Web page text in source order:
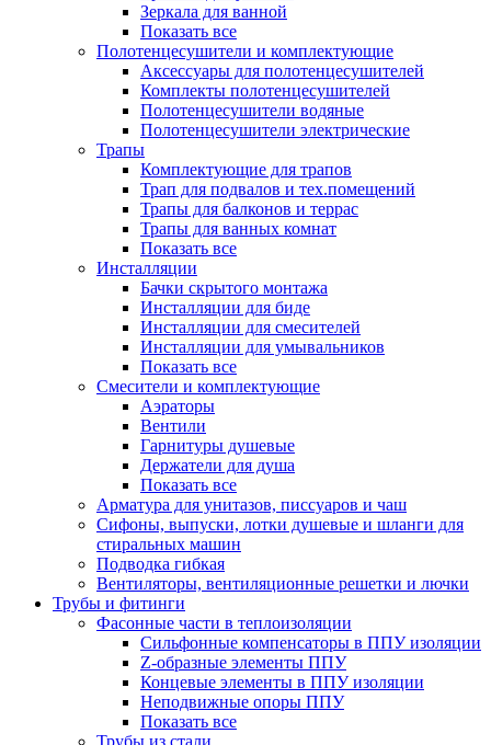
Зеркала для ванной
Показать все
Полотенцесушители и комплектующие
Аксессуары для полотенцесушителей
Комплекты полотенцесушителей
Полотенцесушители водяные
Полотенцесушители электрические
Трапы
Комплектующие для трапов
Трап для подвалов и тех.помещений
Трапы для балконов и террас
Трапы для ванных комнат
Показать все
Инсталляции
Бачки скрытого монтажа
Инсталляции для биде
Инсталляции для смесителей
Инсталляции для умывальников
Показать все
Смесители и комплектующие
Аэраторы
Вентили
Гарнитуры душевые
Держатели для душа
Показать все
Арматура для унитазов, писсуаров и чаш
Сифоны, выпуски, лотки душевые и шланги для
стиральных машин
Подводка гибкая
Вентиляторы, вентиляционные решетки и лючки
Трубы и фитинги
Фасонные части в теплоизоляции
Cильфонные компенсаторы в ППУ изоляции
Z-образные элементы ППУ
Концевые элементы в ППУ изоляции
Неподвижные опоры ППУ
Показать все
Трубы из стали